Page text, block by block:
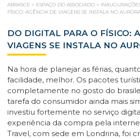
ABRASCE > ESPAÇO DO ASSOCIADO >
FÍSICO: AGÊNCIA DE VIAGENS SE INSTALA NO
DO DIGITAL PARA O FÍSICO:
VIAGENS SE INSTALA NO
Na hora de planejar as férias,
facilidade, melhor. Os pacotes
completamente no gosto do
tarefa do consumidor ainda mais
investiu fortemente no serviço
experiência da compra pela
Travel, com sede em Londrina, foi